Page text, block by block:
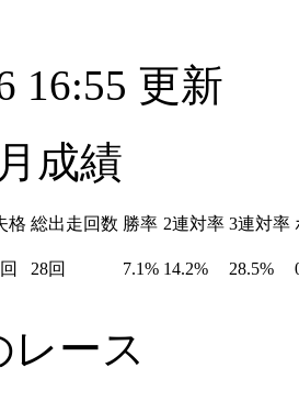
16:55 更新
成績
格 総出走回数 勝率 2連対率 3連対率
28回 7.1% 14.2% 28.5%
レース